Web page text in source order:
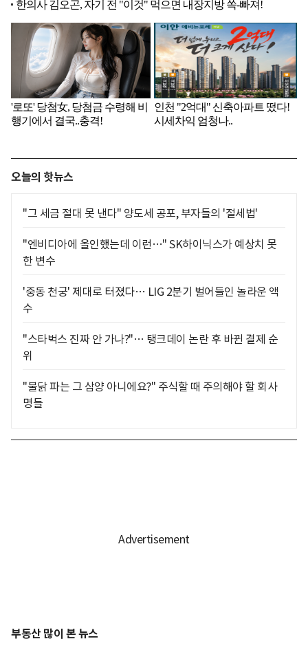
오늘의 핫뉴스
"그 세금 절대 못 낸다" 양도세 공포, 부자들의 '절세법'
"엔비디아에 올인했는데 이런…" SK하이닉스가 예상치 못
한 변수
'중동 천궁' 제대로 터졌다… LIG 2분기 벌어들인 놀라운 액
수
"스타벅스 진짜 안 가나?"… 탱크데이 논란 후 바뀐 결제 순
위
"불닭 파는 그 삼양 아니에요?" 주식할 때 주의해야 할 회사
명들
부동산 많이 본 뉴스